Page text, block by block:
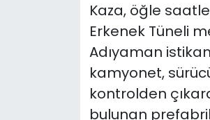
Kaza, öğle
Erkenek Tüneli
Adıyaman
kamyonet,
kontrolden
bulunan